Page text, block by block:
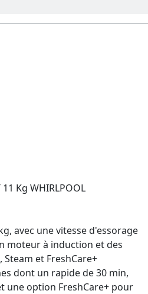
Kg WHIRLPOOL
avec une vitesse d'essorage
moteur à induction et des
et FreshCare+
dont un rapide de 30 min,
une option FreshCare+ pour